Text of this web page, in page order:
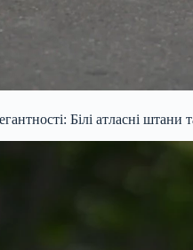
Білі атласні штани